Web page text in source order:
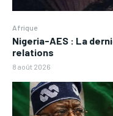
Afrique
Nigeria-AES : La
relations
8 août 2026